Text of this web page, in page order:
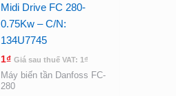
Midi Drive FC 280-
0.75Kw – C/N:
134U7745
1₫ Giá sau thuế VAT: 1₫
Máy biến tần Danfoss FC-
280